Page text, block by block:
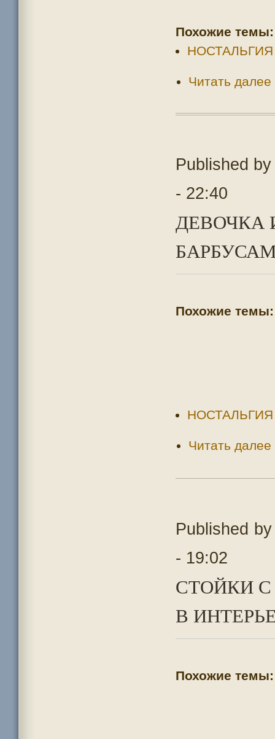
Похожие темы:
Читать далее
Published
- 22:40
ДЕВОЧКА
Похожие темы:
Читать далее
Published
- 19:02
СТОЙКИ
В
Похожие темы: